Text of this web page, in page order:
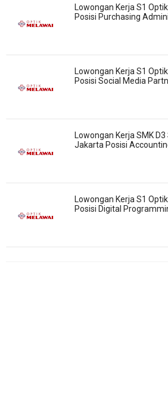
Lowongan Kerja S1
Posisi Purchasing
Lowongan Kerja S1
Posisi Social Media
Lowongan Kerja SMK
Jakarta Posisi
Lowongan Kerja S1
Posisi Digital